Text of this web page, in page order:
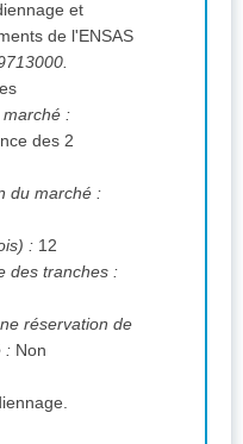
et
de l'ENSAS
:
des 2
du marché :
: 12
des tranches :
réservation de
: Non